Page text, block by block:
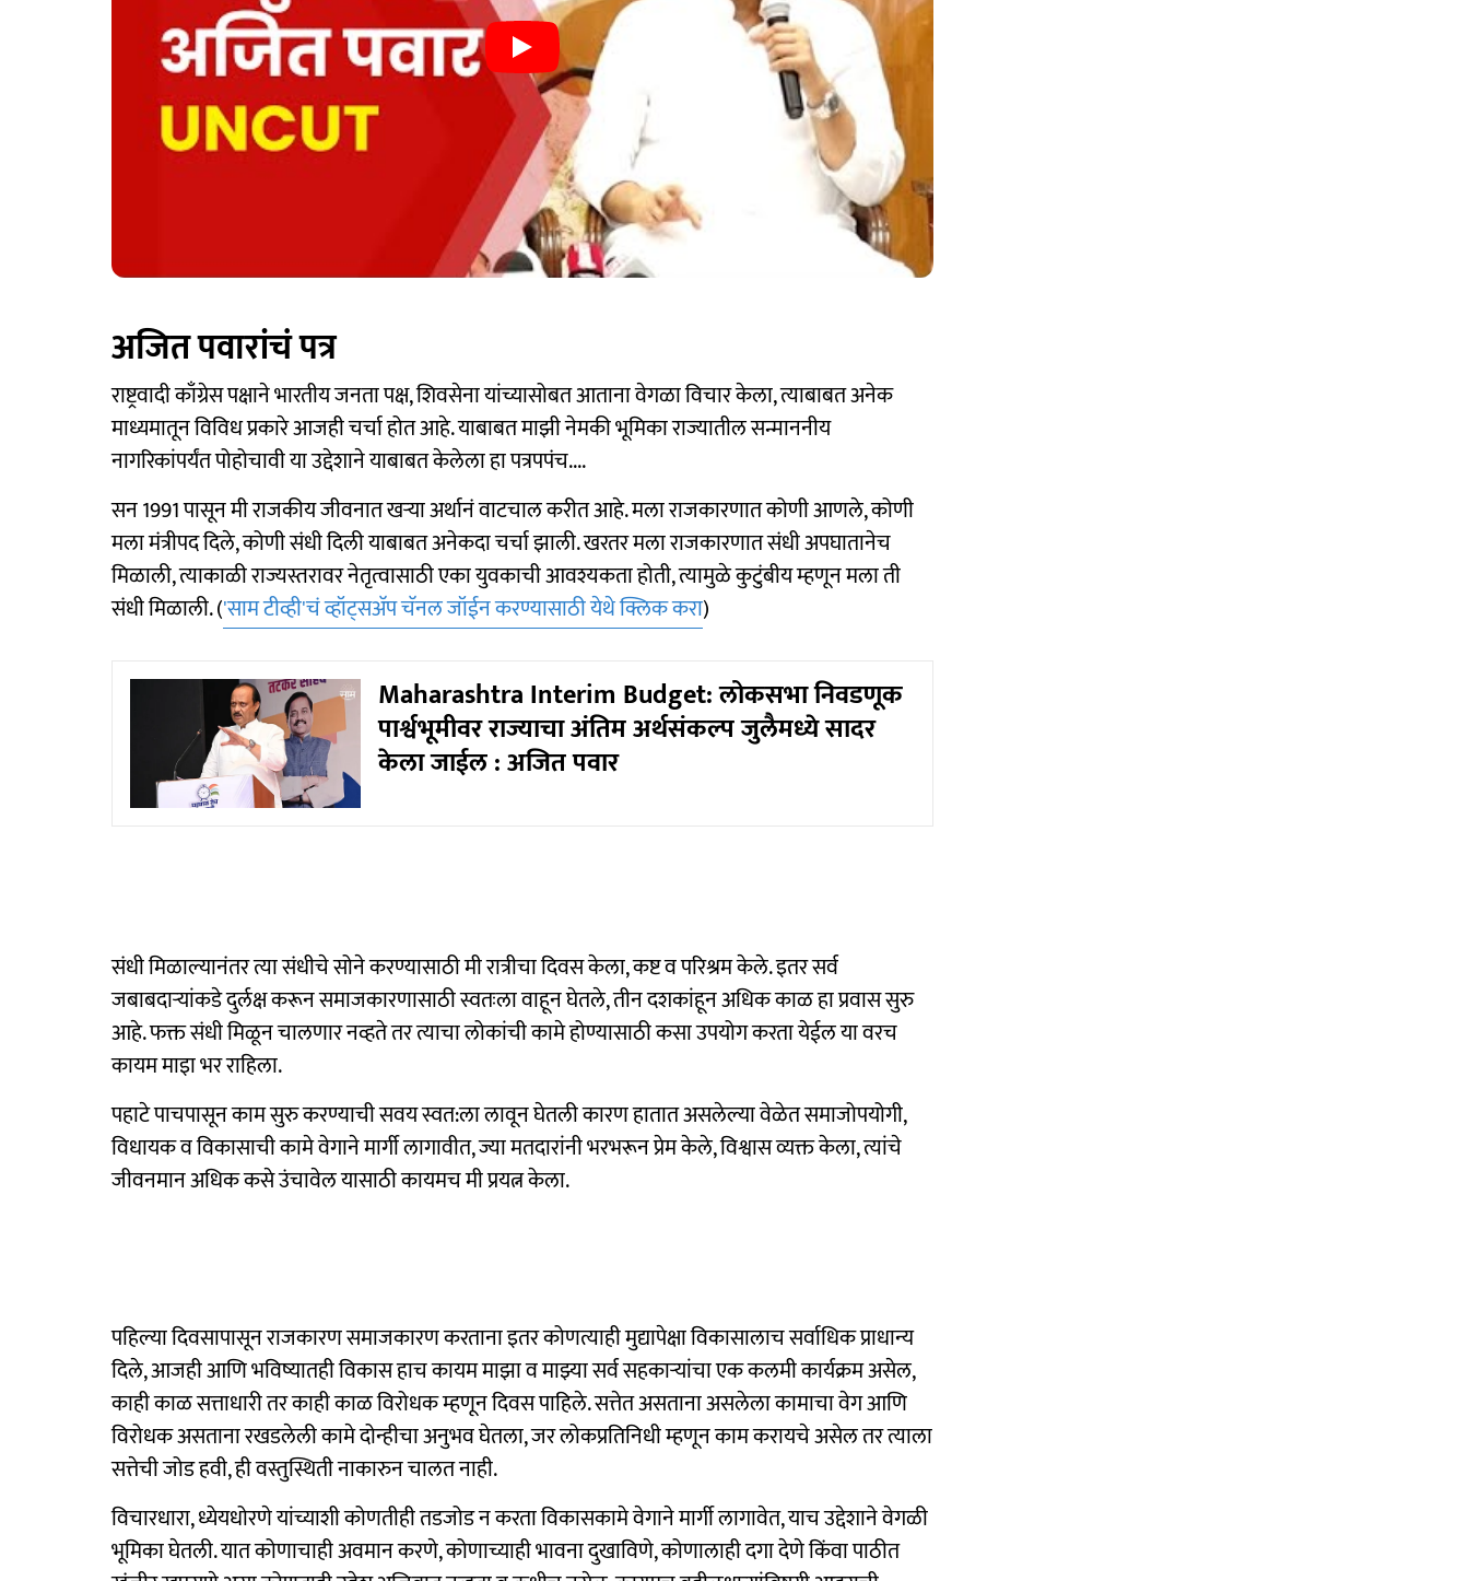
अजित पवारांचं पत्र
राष्ट्रवादी काँग्रेस पक्षाने भारतीय जनता पक्ष, शिवसेना यांच्यासोबत आताना वेगळा विचार केला, त्याबाबत अनेक
माध्यमातून विविध प्रकारे आजही चर्चा होत आहे. याबाबत माझी नेमकी भूमिका राज्यातील सन्माननीय
नागरिकांपर्यंत पोहोचावी या उद्देशाने याबाबत केलेला हा पत्रपपंच....
सन 1991 पासून मी राजकीय जीवनात खऱ्या अर्थानं वाटचाल करीत आहे. मला राजकारणात कोणी आणले, कोणी
मला मंत्रीपद दिले, कोणी संधी दिली याबाबत अनेकदा चर्चा झाली. खरतर मला राजकारणात संधी अपघातानेच
मिळाली, त्याकाळी राज्यस्तरावर नेतृत्वासाठी एका युवकाची आवश्यकता होती, त्यामुळे कुटुंबीय म्हणून मला ती
संधी मिळाली. ('साम टीव्ही'चं व्हॉट्सअ‍ॅप चॅनल जॉईन करण्यासाठी येथे क्लिक करा)
Maharashtra Interim Budget: लोकसभा निवडणूक
पार्श्वभूमीवर राज्याचा अंतिम अर्थसंकल्प जुलैमध्ये सादर
केला जाईल : अजित पवार
संधी मिळाल्यानंतर त्या संधीचे सोने करण्यासाठी मी रात्रीचा दिवस केला, कष्ट व परिश्रम केले. इतर सर्व
जबाबदाऱ्यांकडे दुर्लक्ष करून समाजकारणासाठी स्वतःला वाहून घेतले, तीन दशकांहून अधिक काळ हा प्रवास सुरु
आहे. फक्त संधी मिळून चालणार नव्हते तर त्याचा लोकांची कामे होण्यासाठी कसा उपयोग करता येईल या वरच
कायम माइा भर राहिला.
पहाटे पाचपासून काम सुरु करण्याची सवय स्वत:ला लावून घेतली कारण हातात असलेल्या वेळेत समाजोपयोगी,
विधायक व विकासाची कामे वेगाने मार्गी लागावीत, ज्या मतदारांनी भरभरून प्रेम केले, विश्वास व्यक्त केला, त्यांचे
जीवनमान अधिक कसे उंचावेल यासाठी कायमच मी प्रयत्न केला.
पहिल्या दिवसापासून राजकारण समाजकारण करताना इतर कोणत्याही मुद्यापेक्षा विकासालाच सर्वाधिक प्राधान्य
दिले, आजही आणि भविष्यातही विकास हाच कायम माझा व माझ्या सर्व सहकाऱ्यांचा एक कलमी कार्यक्रम असेल,
काही काळ सत्ताधारी तर काही काळ विरोधक म्हणून दिवस पाहिले. सत्तेत असताना असलेला कामाचा वेग आणि
विरोधक असताना रखडलेली कामे दोन्हीचा अनुभव घेतला, जर लोकप्रतिनिधी म्हणून काम करायचे असेल तर त्याला
सत्तेची जोड हवी, ही वस्तुस्थिती नाकारुन चालत नाही.
विचारधारा, ध्येयधोरणे यांच्याशी कोणतीही तडजोड न करता विकासकामे वेगाने मार्गी लागावेत, याच उद्देशाने वेगळी
भूमिका घेतली. यात कोणाचाही अवमान करणे, कोणाच्याही भावना दुखाविणे, कोणालाही दगा देणे किंवा पाठीत